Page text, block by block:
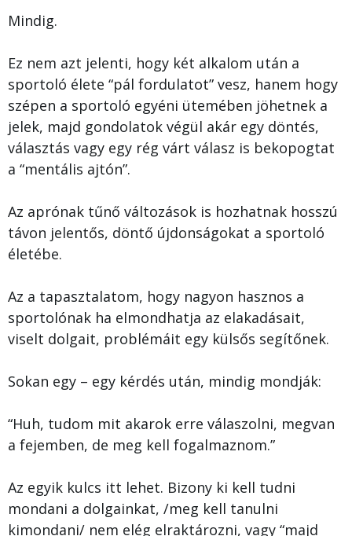
Mindig.
Ez nem azt jelenti, hogy két alkalom után a
sportoló élete “pál fordulatot” vesz, hanem hogy
szépen a sportoló egyéni ütemében jöhetnek a
jelek, majd gondolatok végül akár egy döntés,
választás vagy egy rég várt válasz is bekopogtat
a “mentális ajtón”.
Az aprónak tűnő változások is hozhatnak hosszú
távon jelentős, döntő újdonságokat a sportoló
életébe.
Az a tapasztalatom, hogy nagyon hasznos a
sportolónak ha elmondhatja az elakadásait,
viselt dolgait, problémáit egy külsős segítőnek.
Sokan egy – egy kérdés után, mindig mondják:
“Huh, tudom mit akarok erre válaszolni, megvan
a fejemben, de meg kell fogalmaznom.”
Az egyik kulcs itt lehet. Bizony ki kell tudni
mondani a dolgainkat, /meg kell tanulni
kimondani/ nem elég elraktározni, vagy “majd